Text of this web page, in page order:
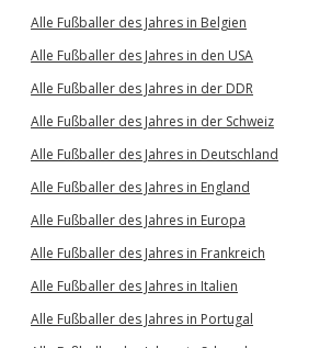
Alle Fußballer des Jahres in Belgien
Alle Fußballer des Jahres in den USA
Alle Fußballer des Jahres in der DDR
Alle Fußballer des Jahres in der Schweiz
Alle Fußballer des Jahres in Deutschland
Alle Fußballer des Jahres in England
Alle Fußballer des Jahres in Europa
Alle Fußballer des Jahres in Frankreich
Alle Fußballer des Jahres in Italien
Alle Fußballer des Jahres in Portugal